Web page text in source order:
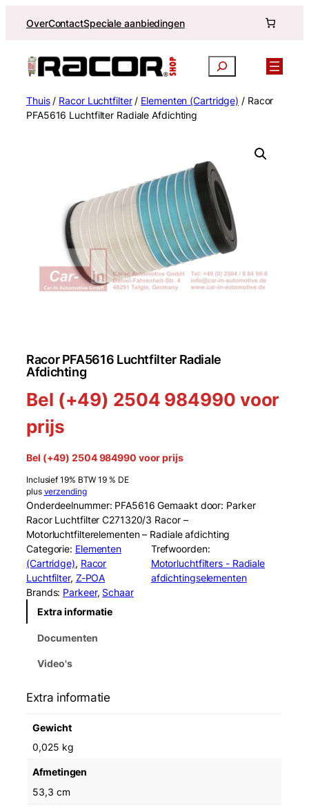
inhoud
OverContactSpeciale aanbiedingen
Zoekopdracht
Thuis/ Racor Luchtfilter/ Elementen (Cartridge) / Racor
PFA5616 Luchtfilter Radiale Afdichting
Racor PFA5616 Luchtfilter Radiale
Afdichting
Bel (+49) 2504 984990 voor
prijs
Bel (+49) 2504 984990 voor prijs
Inclusief 19% BTW 19 % DE
plus verzending
Onderdeelnummer: PFA5616 Gemaakt door: Parker
Racor Luchtfilter C271320/3 Racor –
Motorluchtfilterelementen – Radiale afdichting
Categorie: Elementen
(Cartridge), Racor
Luchtfilter, Z-POA
Trefwoorden:
Motorluchtfilters - Radiale
afdichtingselementen
Brands: Parkeer, Schaar
Extra informatie
Documenten
Video's
Extra informatie
Gewicht
0,025 kg
Afmetingen
53,3 cm